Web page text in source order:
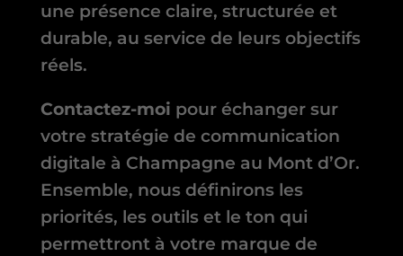
une présence claire, structurée et
durable, au service de leurs objectifs
réels.
Contactez-moi pour échanger sur
votre stratégie de communication
digitale à Champagne au Mont d’Or.
Ensemble, nous définirons les
priorités, les outils et le ton qui
permettront à votre marque de